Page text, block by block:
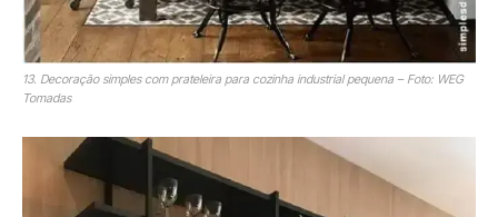
13. Decoração simples com prateleira para cozinha industrial pequena – Foto: WEG
Tomadas